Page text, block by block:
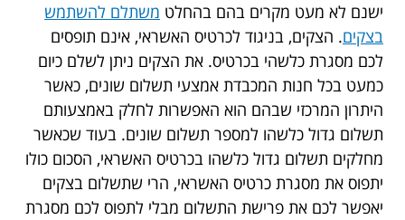
ישנם לא מעט מקרים בהם בהחלט משתלם להשתמש
בצקים. הצקים, בניגוד לכרטיס האשראי, אינם תופסים
לכם מסגרת כלשהי בכרטיס. את הצקים ניתן לשלם כיום
כמעט בכל חנות המכבדת אמצעי תשלום שונים, כאשר
היתרון המרכזי שבהם הוא האפשרות לחלק באמצעותם
תשלום גדול כלשהו למספר תשלום שונים. בעוד שכאשר
מחלקים תשלום גדול כלשהו בכרטיס האשראי, הסכום כולו
יתפוס את מסגרת כרטיס האשראי, הרי שתשלום בצקים
יאפשר לכם את פרישת התשלום מבלי לתפוס לכם מסגרת